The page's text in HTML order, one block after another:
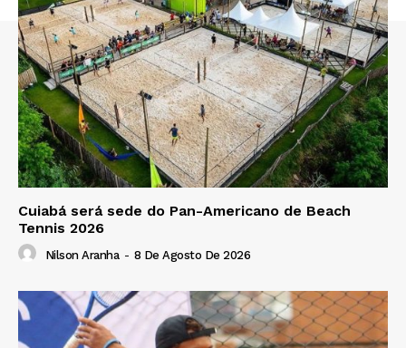
Cuiabá será sede do Pan-Americano de Beach
Tennis 2026
Nilson Aranha - 8 De Agosto De 2026